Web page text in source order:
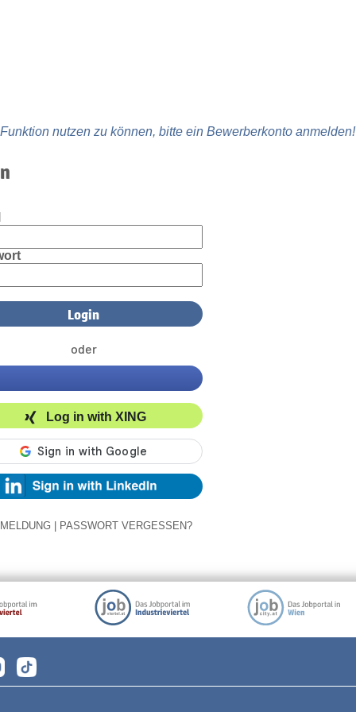
nutzen zu können, bitte ein Bewerberkonto anmelden!
oder
Log in with XING
PASSWORT VERGESSEN?